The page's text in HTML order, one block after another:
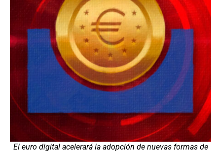
El euro digital acelerará la adopción de nuevas formas de